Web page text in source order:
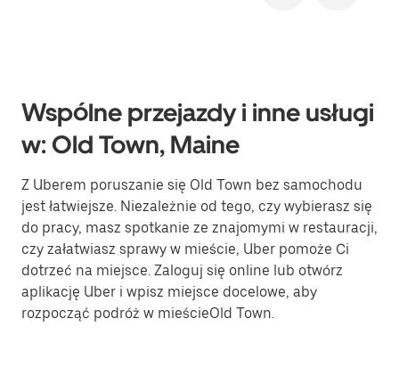
Wspólne przejazdy i inne usługi
w: Old Town, Maine
Z Uberem poruszanie się Old Town bez samochodu
jest łatwiejsze. Niezależnie od tego, czy wybierasz się
do pracy, masz spotkanie ze znajomymi w restauracji,
czy załatwiasz sprawy w mieście, Uber pomoże Ci
dotrzeć na miejsce. Zaloguj się online lub otwórz
aplikację Uber i wpisz miejsce docelowe, aby
rozpocząć podróż w mieścieOld Town.